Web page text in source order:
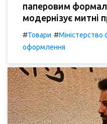
паперовим
модернізує митні
#Товари #Міністерство
оформлення